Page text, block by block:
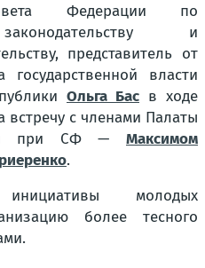
Федерации по
и
представитель от
государственной власти
Ольга Бас в ходе
встречу с членами Палаты
при СФ — Максимом
.
молодых
более тесного